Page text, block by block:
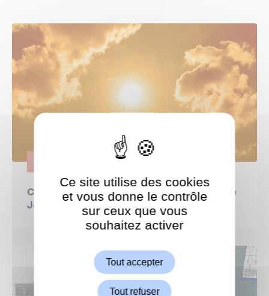
CANICULE - semaine du 22 juin : la lettre de
Jeanne Bécart, Maire de Garches
ShareThis est désactivé.
Ce site utilise des cookies
et vous donne le contrôle
sur ceux que vous
souhaitez activer
Tout accepter
Tout refuser